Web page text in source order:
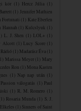
kör (1) Hercz Júlia
(1)
(1) Jennifer Mathieu
Fortunati (1) Kate Eberlen
Hannah (1) Kulcslyuk
(1)
L. J. Shen (1) LOL+
(1)
Alcott (1) Lucy Score
(1)
(1) Madarász Éva (1)
(1) Marissa Meyer (1) Mary
Ron (1) Mona Kasten
(1) Nap nap után
(1)
Passion válogatás (1) Paul
(1) R. M. Romero
(1)
(1) Rosaria Munda (1) S. J.
(1) Sinners of Saint